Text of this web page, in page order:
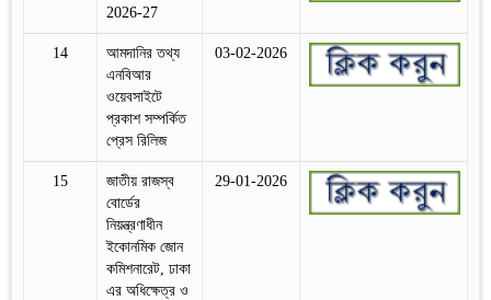
2026-27
14
আমদানির তথ্য
এনবিআর
ওয়েবসাইটে
প্রকাশ সম্পর্কিত
প্রেস রিলিজ
03-02-2026
15
জাতীয় রাজস্ব
বোর্ডের
নিয়ন্ত্রণাধীন
ইকোনমিক জোন
কমিশনারেট, ঢাকা
এর অধিক্ষেত্র ও
29-01-2026